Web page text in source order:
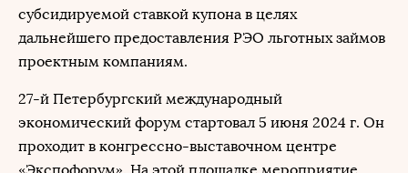
субсидируемой ставкой купона в целях
дальнейшего предоставления РЭО льготных займов
проектным компаниям.
27-й Петербургский международный
экономический форум стартовал 5 июня 2024 г. Он
проходит в конгрессно-выставочном центре